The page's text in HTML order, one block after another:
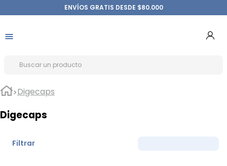
ENVÍOS GRATIS DESDE $80.000
Digecaps
Digecaps
Filtrar